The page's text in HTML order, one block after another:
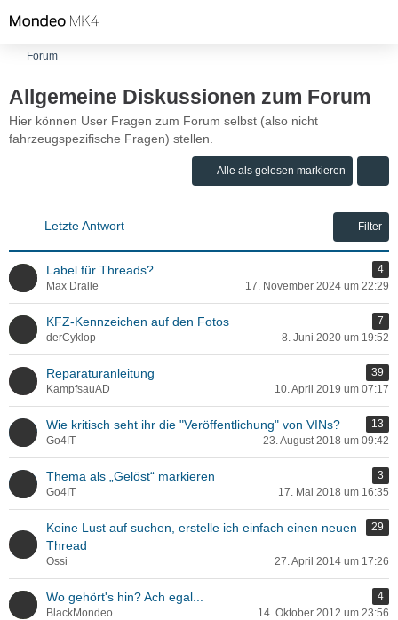
Forum
Allgemeine Diskussionen zum Forum
Hier können User Fragen zum Forum selbst (also nicht
fahrzeugspezifische Fragen) stellen.
Alle als gelesen markieren
Letzte Antwort Filter
Label für Threads?
4
Max Dralle
17. November 2024 um 22:29
KFZ-Kennzeichen auf den Fotos
7
derCyklop
8. Juni 2020 um 19:52
Reparaturanleitung
39
KampfsauAD
10. April 2019 um 07:17
Wie kritisch seht ihr die "Veröffentlichung" von VINs?
13
Go4IT
23. August 2018 um 09:42
Thema als „Gelöst“ markieren
3
Go4IT
17. Mai 2018 um 16:35
Keine Lust auf suchen, erstelle ich einfach einen neuen
Thread
29
Ossi 27. April 2014 um 17:26
Wo gehört's hin? Ach egal...
4
BlackMondeo
14. Oktober 2012 um 23:56